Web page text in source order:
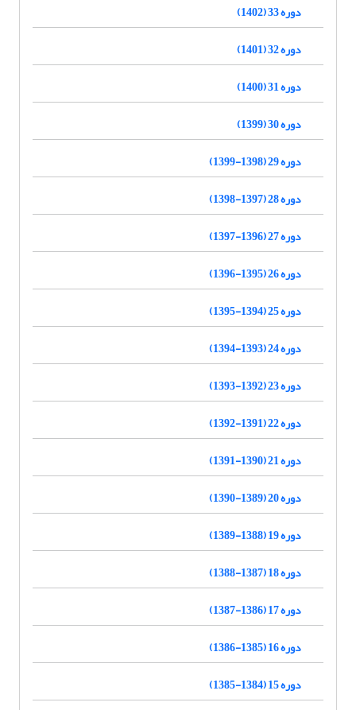
دوره 33 (1402)
دوره 32 (1401)
دوره 31 (1400)
دوره 30 (1399)
دوره 29 (1398-1399)
دوره 28 (1397-1398)
دوره 27 (1396-1397)
دوره 26 (1395-1396)
دوره 25 (1394-1395)
دوره 24 (1393-1394)
دوره 23 (1392-1393)
دوره 22 (1391-1392)
دوره 21 (1390-1391)
دوره 20 (1389-1390)
دوره 19 (1388-1389)
دوره 18 (1387-1388)
دوره 17 (1386-1387)
دوره 16 (1385-1386)
دوره 15 (1384-1385)